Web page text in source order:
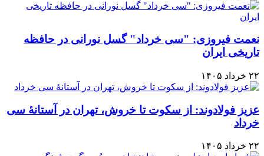
نعمت فیروزی: "سی خرداد" گسل نورانی در حافظه
تاریخی ایران
۲۲ خرداد ۱۴۰۵
عزیز فولادوند: از سکوت تا خروش، تهران در آستانهٔ سی
خرداد
۲۲ خرداد ۱۴۰۵